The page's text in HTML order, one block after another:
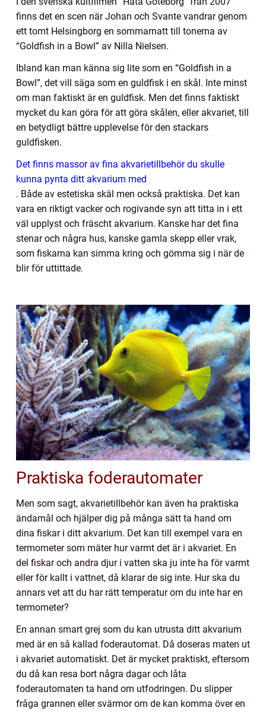
finns det en scen när Johan och Svante vandrar genom
ett tomt Helsingborg en sommarnatt till tonerna av
“Goldfish in a Bowl” av Nilla Nielsen.
Ibland kan man känna sig lite som en “Goldfish in a
Bowl”, det vill säga som en guldfisk i en skål. Inte minst
om man faktiskt är en guldfisk. Men det finns faktiskt
mycket du kan göra för att göra skålen, eller akvariet, till
en betydligt bättre upplevelse för den stackars
guldfisken.
Det finns massor av fina akvarietillbehör du skulle
kunna pynta ditt akvarium med
. Både av estetiska skäl men också praktiska. Det kan
vara en riktigt vacker och rogivande syn att titta in i ett
väl upplyst och fräscht akvarium. Kanske har det fina
stenar och några hus, kanske gamla skepp eller vrak,
som fiskarna kan simma kring och gömma sig i när de
blir för uttittade.
Praktiska foderautomater
Men som sagt, akvarietillbehör kan även ha praktiska
ändamål och hjälper dig på många sätt ta hand om
dina fiskar i ditt akvarium. Det kan till exempel vara en
termometer som mäter hur varmt det är i akvariet. En
del fiskar och andra djur i vatten ska ju inte ha för varmt
eller för kallt i vattnet, då klarar de sig inte. Hur ska du
annars vet att du har rätt temperatur om du inte har en
termometer?
En annan smart grej som du kan utrusta ditt akvarium
med är en så kallad foderautomat. Då doseras maten ut
i akvariet automatiskt. Det är mycket praktiskt, eftersom
du då kan resa bort några dagar och låta
foderautomaten ta hand om utfodringen. Du slipper
fråga grannen eller svärmor om de kan komma över en